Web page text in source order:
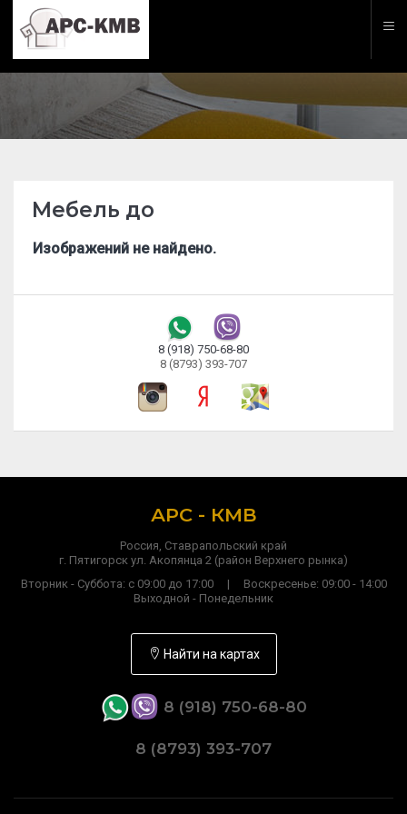
Мебель до
Изображений не найдено.
8 (918) 750-68-80
8 (8793) 393-707
АРС - КМВ
Россия, Ставрапольский край
г. Пятигорск ул. Акопянца 2 (район Верхнего рынка)
Вторник - Суббота: с 09:00 до 17:00 | Воскресенье: 09:00 - 14:00
Выходной - Понедельник
Найти на картах
8 (918) 750-68-80
8 (8793) 393-707